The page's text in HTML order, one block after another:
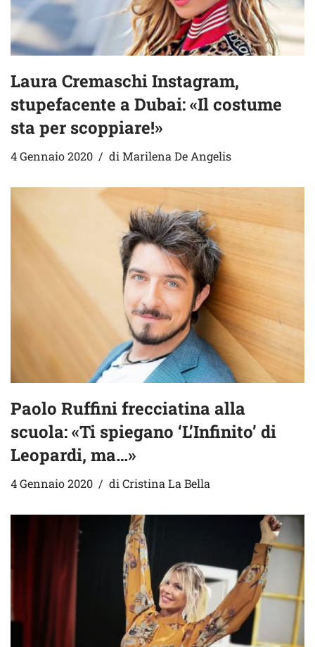
Laura Cremaschi Instagram,
stupefacente a Dubai: «Il costume
sta per scoppiare!»
4 Gennaio 2020 di Marilena De Angelis
Paolo Ruffini frecciatina alla
scuola: «Ti spiegano ‘L’Infinito’ di
Leopardi, ma…»
4 Gennaio 2020 di Cristina La Bella